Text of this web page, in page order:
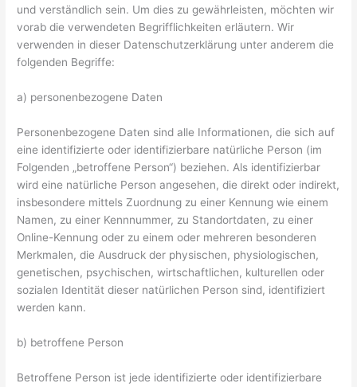
und verständlich sein. Um dies zu gewährleisten, möchten wir
vorab die verwendeten Begrifflichkeiten erläutern. Wir
verwenden in dieser Datenschutzerklärung unter anderem die
folgenden Begriffe:
a) personenbezogene Daten
Personenbezogene Daten sind alle Informationen, die sich auf
eine identifizierte oder identifizierbare natürliche Person (im
Folgenden „betroffene Person“) beziehen. Als identifizierbar
wird eine natürliche Person angesehen, die direkt oder indirekt,
insbesondere mittels Zuordnung zu einer Kennung wie einem
Namen, zu einer Kennnummer, zu Standortdaten, zu einer
Online-Kennung oder zu einem oder mehreren besonderen
Merkmalen, die Ausdruck der physischen, physiologischen,
genetischen, psychischen, wirtschaftlichen, kulturellen oder
sozialen Identität dieser natürlichen Person sind, identifiziert
werden kann.
b) betroffene Person
Betroffene Person ist jede identifizierte oder identifizierbare